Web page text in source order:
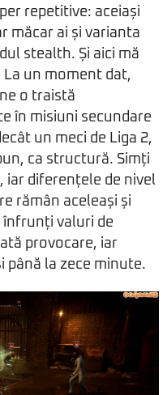
repetitive: aceiași
măcar ai și varianta
stealth. Și aici mă
La un moment dat,
o traistă
în misiuni secundare
un meci de Liga 2,
ca structură. Simți
iar diferențele de nivel
rămân aceleași și
înfrunți valuri de
provocare, iar
până la zece minute.